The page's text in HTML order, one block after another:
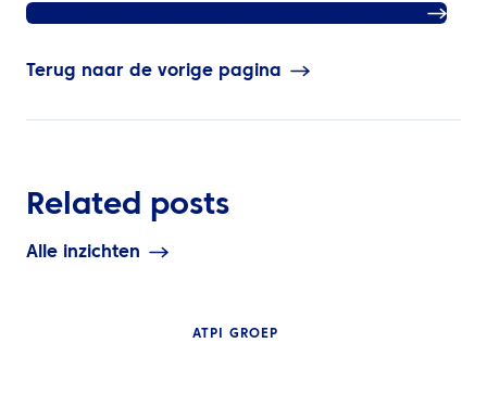
Terug naar de vorige pagina
Related posts
Alle inzichten
ATPI GROEP